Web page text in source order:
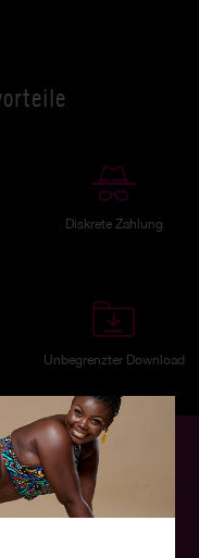
Diskrete Zahlung
Unbegrenzter Download